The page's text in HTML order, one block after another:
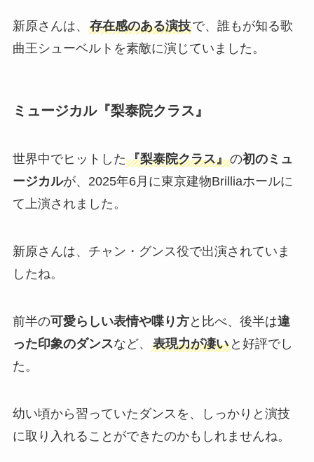
新原さんは、 存在感のある演技で、誰もが知る歌
曲王シューベルトを素敵に演じていました。
ミュージカル『梨泰院クラス』
世界中でヒットした『梨泰院クラス』の初のミュ
ージカルが、2025年6月に東京建物Brilliaホールに
て上演されました。
新原さんは、チャン・グンス役で出演されていま
したね。
前半の可愛らしい表情や喋り方と比べ、後半は違
った印象のダンスなど、 表現力が凄いと好評でし
た。
幼い頃から習っていたダンスを、しっかりと演技
に取り入れることができたのかもしれませんね。